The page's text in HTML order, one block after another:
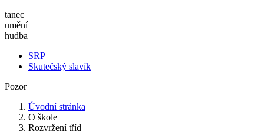
tanec
umění
hudba
SRP
Skutečský slavík
Pozor
Úvodní stránka
O škole
Rozvržení tříd